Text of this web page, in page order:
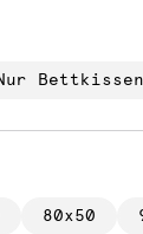
Bettkissen
80x50